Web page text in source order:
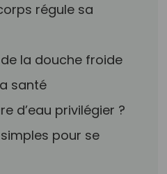
régule sa
la douche froide
santé
d’eau privilégier ?
pour se